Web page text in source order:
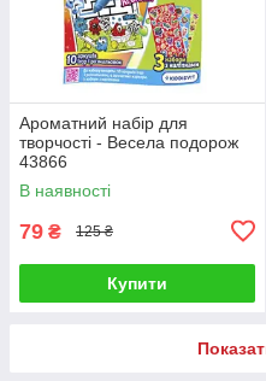
Ароматний набір для
творчості - Весела подорож
43866
В наявності
79 ₴ 125 ₴
Купити